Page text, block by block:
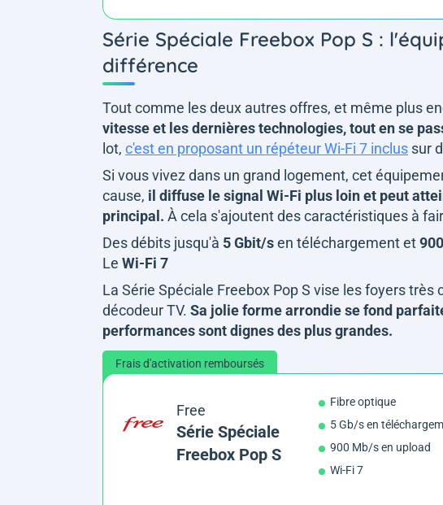
Série Spéciale Freebox Pop S :
différence
Tout comme les deux autres offres, et même plus
vitesse et les dernières technologies, tout en se
lot, c'est en proposant un répéteur Wi-Fi 7 inclus sur
Si vous vivez dans un grand logement, cet
cause, il diffuse le signal Wi-Fi plus loin et peut
principal. À cela s'ajoutent des caractéristiques à
Des débits jusqu'à 5 Gbit/sen téléchargement et
Le Wi-Fi 7
La Série Spéciale Freebox Pop S vise les foyers
décodeur TV. Sa jolie forme arrondie se fond
performances sont dignes des plus grandes.
Frais d'activation remboursés
Free
Série Spéciale
Freebox Pop S
Fibre optique
5 Gb/s en
900 Mb/s en upload
Wi-Fi 7